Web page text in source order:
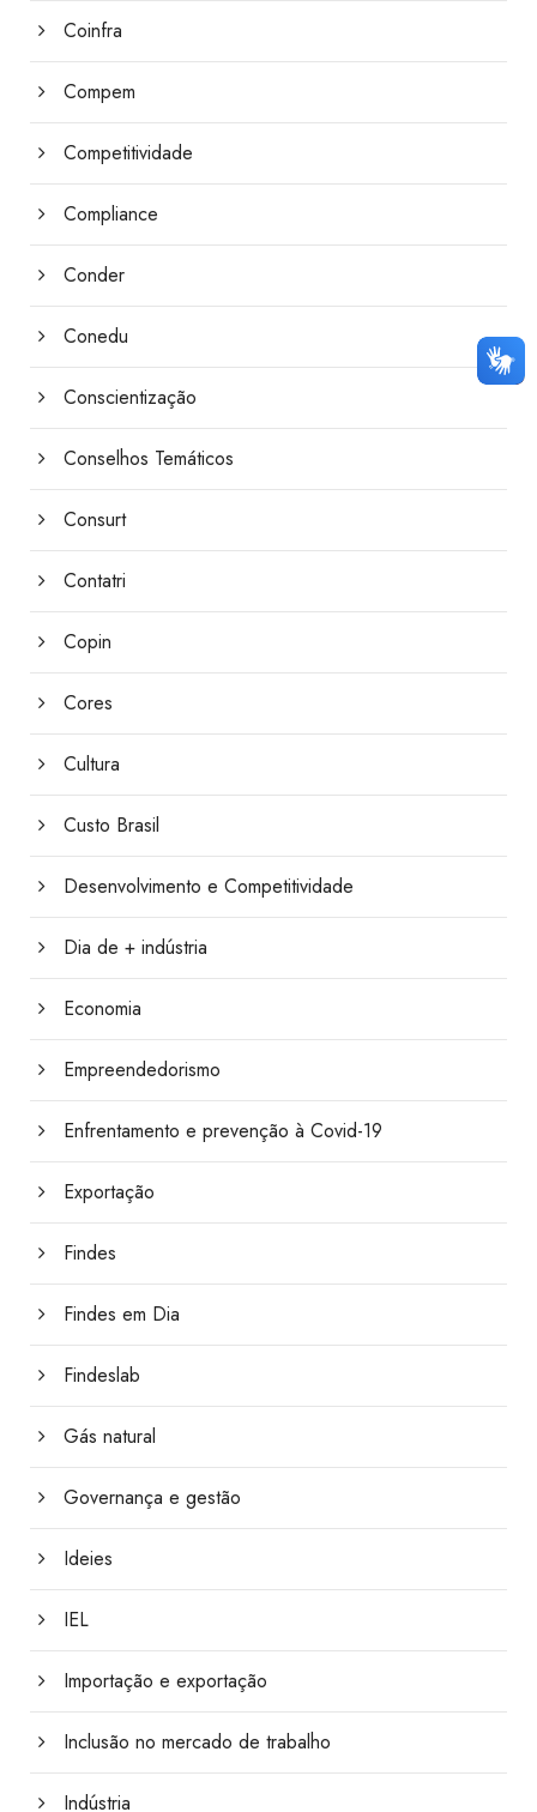
Coinfra
Compem
Competitividade
Compliance
Conder
Conedu
Conscientização
Conselhos Temáticos
Consurt
Contatri
Copin
Cores
Cultura
Custo Brasil
Desenvolvimento e Competitividade
Dia de + indústria
Economia
Empreendedorismo
Enfrentamento e prevenção à Covid-19
Exportação
Findes
Findes em Dia
Findeslab
Gás natural
Governança e gestão
Ideies
IEL
Importação e exportação
Inclusão no mercado de trabalho
Indústria